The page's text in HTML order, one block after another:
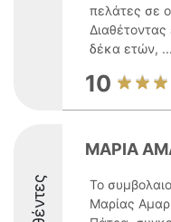
πελάτες σε
δέκα ετών, ...
10
ΜΑΡΙΑ
Το
Μαρίας